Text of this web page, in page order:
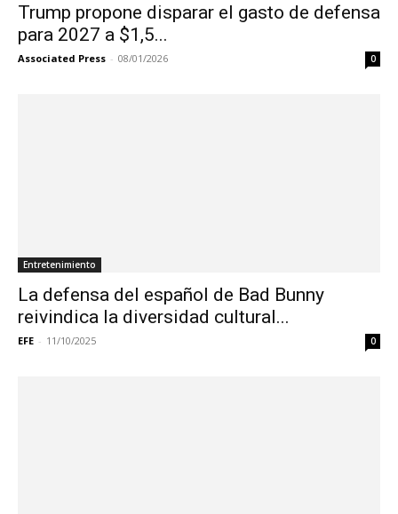
Trump propone disparar el gasto de defensa
para 2027 a $1,5...
Associated Press - 08/01/2026 0
Entretenimiento
La defensa del español de Bad Bunny
reivindica la diversidad cultural...
EFE - 11/10/2025 0